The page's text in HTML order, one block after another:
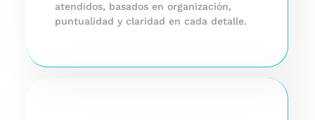
atendidos, basados en organización,
puntualidad y claridad en cada detalle.